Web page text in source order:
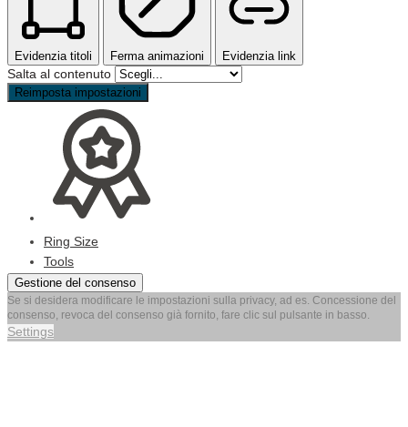
Evidenzia titoli Ferma animazioni Evidenzia link
Salta al contenuto
Reimposta impostazioni
Ring Size
Tools
Gestione del consenso
Se si desidera modificare le impostazioni sulla privacy, ad es. Concessione del
consenso, revoca del consenso già fornito, fare clic sul pulsante in basso.
Settings